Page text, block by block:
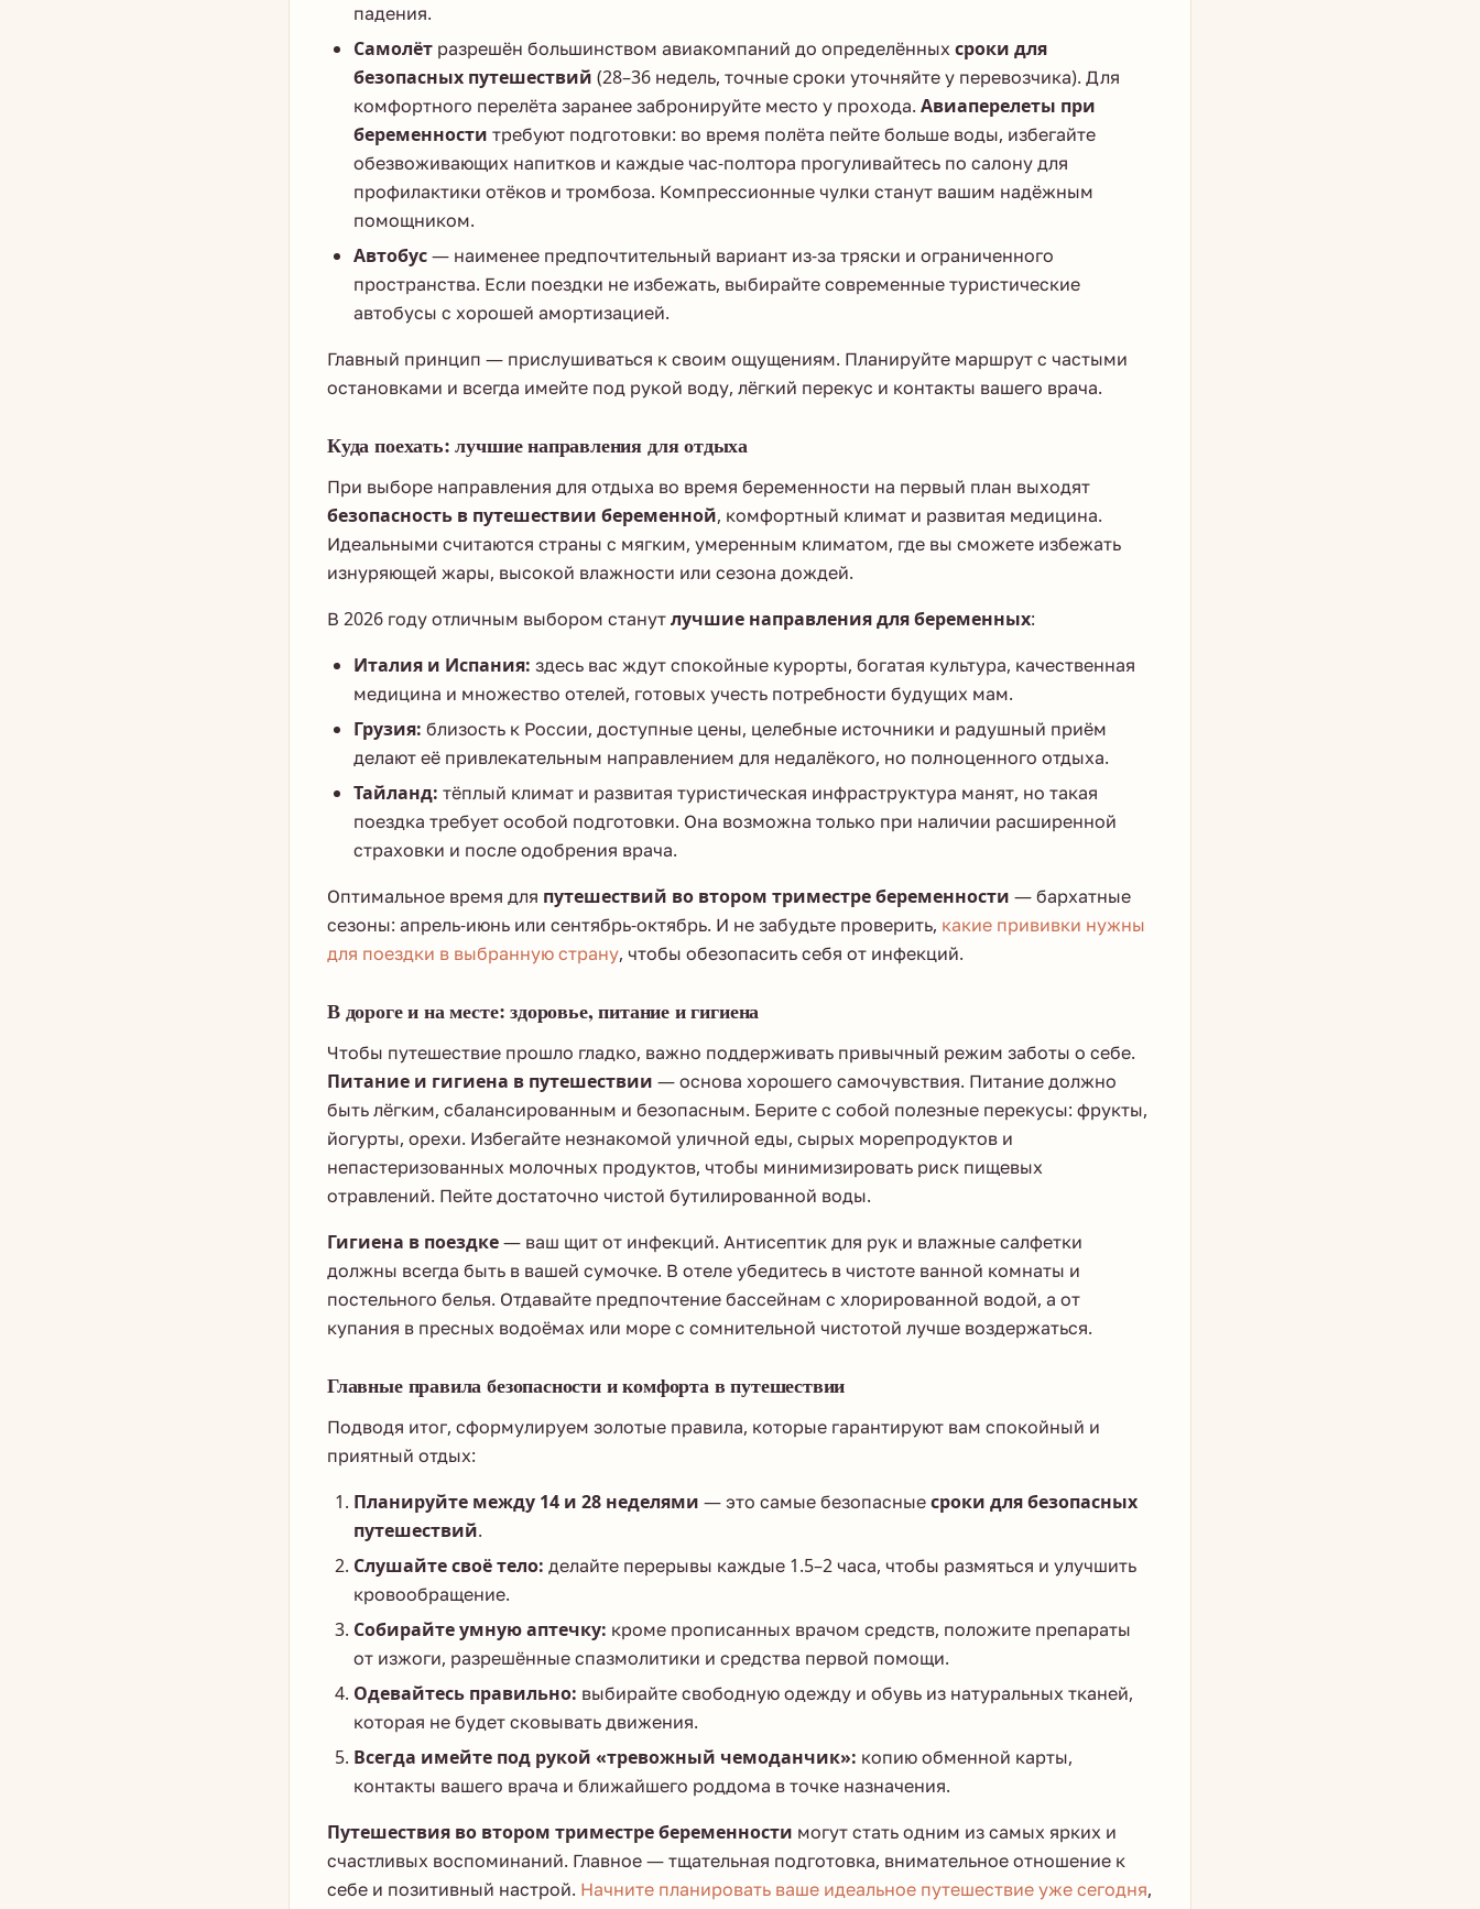
падения.
Самолёт разрешён большинством авиакомпаний до определённыхсроки для
безопасных путешествий (28–36 недель, точные сроки уточняйте у перевозчика). Для
комфортного перелёта заранее забронируйте место у прохода. Авиаперелеты при
беременности требуют подготовки: во время полёта пейте больше воды, избегайте
обезвоживающих напитков и каждые час-полтора прогуливайтесь по салону для
профилактики отёков и тромбоза. Компрессионные чулки станут вашим надёжным
помощником.
Автобус— наименее предпочтительный вариант из-за тряски и ограниченного
пространства. Если поездки не избежать, выбирайте современные туристические
автобусы с хорошей амортизацией.
Главный принцип — прислушиваться к своим ощущениям. Планируйте маршрут с частыми
остановками и всегда имейте под рукой воду, лёгкий перекус и контакты вашего врача.
Куда поехать: лучшие направления для отдыха
При выборе направления для отдыха во время беременности на первый план выходят
безопасность в путешествии беременной, комфортный климат и развитая медицина.
Идеальными считаются страны с мягким, умеренным климатом, где вы сможете избежать
изнуряющей жары, высокой влажности или сезона дождей.
В 2026 году отличным выбором станутлучшие направления для беременных:
Италия и Испания: здесь вас ждут спокойные курорты, богатая культура, качественная
медицина и множество отелей, готовых учесть потребности будущих мам.
Грузия: близость к России, доступные цены, целебные источники и радушный приём
делают её привлекательным направлением для недалёкого, но полноценного отдыха.
Тайланд: тёплый климат и развитая туристическая инфраструктура манят, но такая
поездка требует особой подготовки. Она возможна только при наличии расширенной
страховки и после одобрения врача.
Оптимальное время для путешествий во втором триместре беременности — бархатные
сезоны: апрель-июнь или сентябрь-октябрь. И не забудьте проверить, какие прививки нужны
для поездки в выбранную страну, чтобы обезопасить себя от инфекций.
В дороге и на месте: здоровье, питание и гигиена
Чтобы путешествие прошло гладко, важно поддерживать привычный режим заботы о себе.
Питание и гигиена в путешествии — основа хорошего самочувствия. Питание должно
быть лёгким, сбалансированным и безопасным. Берите с собой полезные перекусы: фрукты,
йогурты, орехи. Избегайте незнакомой уличной еды, сырых морепродуктов и
непастеризованных молочных продуктов, чтобы минимизировать риск пищевых
отравлений. Пейте достаточно чистой бутилированной воды.
Гигиена в поездке— ваш щит от инфекций. Антисептик для рук и влажные салфетки
должны всегда быть в вашей сумочке. В отеле убедитесь в чистоте ванной комнаты и
постельного белья. Отдавайте предпочтение бассейнам с хлорированной водой, а от
купания в пресных водоёмах или море с сомнительной чистотой лучше воздержаться.
Главные правила безопасности и комфорта в путешествии
Подводя итог, сформулируем золотые правила, которые гарантируют вам спокойный и
приятный отдых:
Планируйте между 14 и 28 неделями — это самые безопасныесроки для безопасных
путешествий.
Слушайте своё тело: делайте перерывы каждые 1.5–2 часа, чтобы размяться и улучшить
кровообращение.
Собирайте умную аптечку: кроме прописанных врачом средств, положите препараты
от изжоги, разрешённые спазмолитики и средства первой помощи.
Одевайтесь правильно: выбирайте свободную одежду и обувь из натуральных тканей,
которая не будет сковывать движения.
Всегда имейте под рукой «тревожный чемоданчик»: копию обменной карты,
контакты вашего врача и ближайшего роддома в точке назначения.
Путешествия во втором триместре беременности могут стать одним из самых ярких и
счастливых воспоминаний. Главное — тщательная подготовка, внимательное отношение к
себе и позитивный настрой. Начните планировать ваше идеальное путешествие уже сегодня,